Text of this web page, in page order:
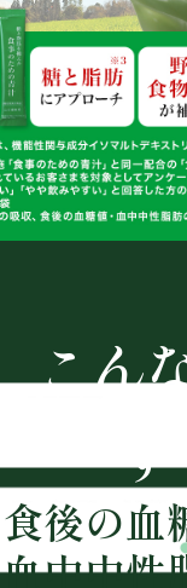
こん
食後の血
血中中性